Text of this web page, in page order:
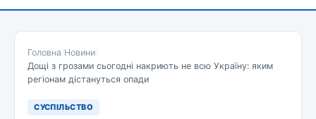
Головна/Новини/
Дощі з грозами сьогодні накриють не всю Україну: яким
регіонам дістануться опади
СУСПІЛЬСТВО